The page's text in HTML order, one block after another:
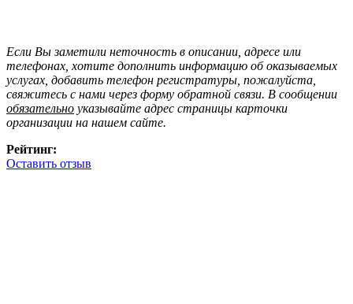
Если Вы заметили неточность в описании, адресе или
телефонах, хотите дополнить информацию об оказываемых
услугах, добавить телефон регистратуры, пожалуйста,
свяжитесь с нами через форму обратной связи. В сообщении
обязательно указывайте адрес страницы карточки
организации на нашем сайте.
Рейтинг:
Оставить отзыв